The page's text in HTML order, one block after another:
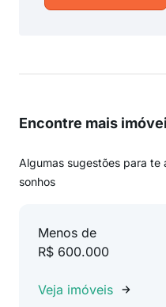
Encontre mais
Algumas sugestões para te
sonhos
Menos de
R$ 600.000
Veja imóveis